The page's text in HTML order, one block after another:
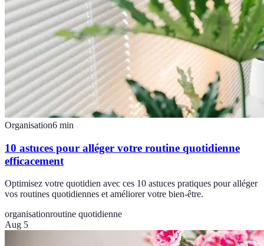
Organisation6 min
10 astuces pour alléger votre routine quotidienne
efficacement
Optimisez votre quotidien avec ces 10 astuces pratiques pour alléger
vos routines quotidiennes et améliorer votre bien-être.
organisationroutine quotidienne
Aug 5